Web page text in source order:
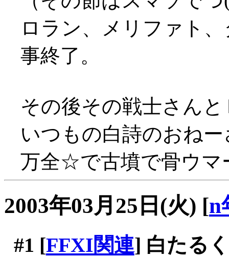
ロラン、メリファト
事終了。
その後その戦士さん
いつもの白詩のおね
万全☆で古墳で骨ウマ
2003年03月25日(火) [n
#1 [FFXI関連] 白たる